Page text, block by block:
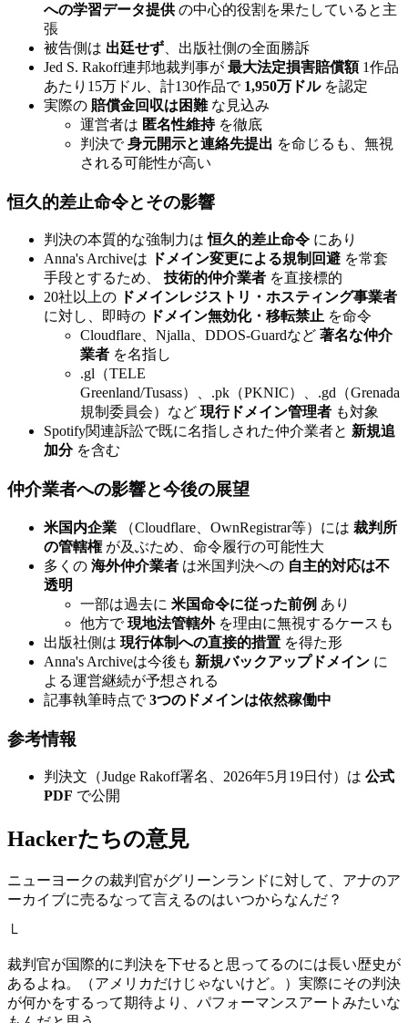
への学習データ提供の中心的役割を果たしていると主
張
被告側は 出廷せず 、出版社側の全面勝訴
Jed S. Rakoff連邦地裁判事が 最大法定損害賠償額1作品
あたり15万ドル、計130作品で 1,950万ドルを認定
実際の 賠償金回収は困難な見込み
運営者は 匿名性維持を徹底
判決で身元開示と連絡先提出 を命じるも、無視
される可能性が高い
恒久的差止命令とその影響
判決の本質的な強制力は恒久的差止命令 にあり
Anna's Archiveは
ドメイン変更による規制回避 を常套
手段とするため、 技術的仲介業者 を直接標的
20社以上の
ドメインレジストリ・ホスティング事業者
に対し、即時の
ドメイン無効化・移転禁止 を命令
Cloudflare、Njalla、DDOS-Guardなど 著名な仲介
業者 を名指し
.gl（TELE
Greenland/Tusass）、.pk（PKNIC）、.gd（Grenada
規制委員会）など 現行ドメイン管理者 も対象
Spotify関連訴訟で既に名指しされた仲介業者と 新規追
加分を含む
仲介業者への影響と今後の展望
米国内企業 （Cloudflare、OwnRegistrar等）には 裁判所
の管轄権が及ぶため、命令履行の可能性大
多くの 海外仲介業者 は米国判決への 自主的対応は不
透明
一部は過去に 米国命令に従った前例 あり
他方で現地法管轄外を理由に無視するケースも
出版社側は 現行体制への直接的措置 を得た形
Anna's Archiveは今後も 新規バックアップドメイン に
よる運営継続が予想される
記事執筆時点で3つのドメインは依然稼働中
参考情報
判決文（Judge Rakoff署名、2026年5月19日付）は 公式
PDF で公開
Hackerたちの意見
ニューヨークの裁判官がグリーンランドに対して、アナのア
ーカイブに売るなって言えるのはいつからなんだ？
└
裁判官が国際的に判決を下せると思ってるのには長い歴史が
あるよね。（アメリカだけじゃないけど。）実際にその判決
が何かをするって期待より、パフォーマンスアートみたいな